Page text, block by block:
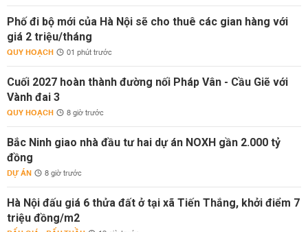
Phố đi bộ mới của Hà Nội sẽ cho thuê các gian hàng với
giá 2 triệu/tháng
QUY HOẠCH 01 phút trước
Cuối 2027 hoàn thành đường nối Pháp Vân - Cầu Giẽ với
Vành đai 3
QUY HOẠCH 8 giờ trước
Bắc Ninh giao nhà đầu tư hai dự án NOXH gần 2.000 tỷ
đồng
DỰ ÁN 8 giờ trước
Hà Nội đấu giá 6 thửa đất ở tại xã Tiến Thắng, khởi điểm 7
triệu đồng/m2